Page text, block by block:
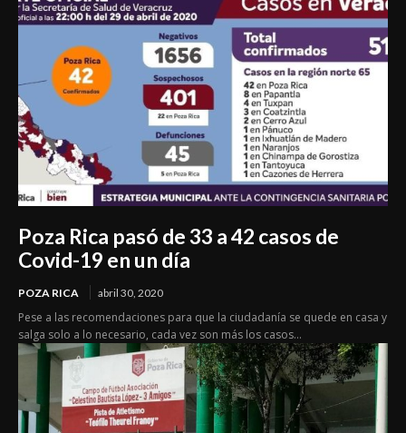
Poza Rica pasó de 33 a 42 casos de
Covid-19 en un día
POZA RICA abril 30, 2020
Pese a las recomendaciones para que la ciudadanía se quede en casa y
salga solo a lo necesario, cada vez son más los casos...